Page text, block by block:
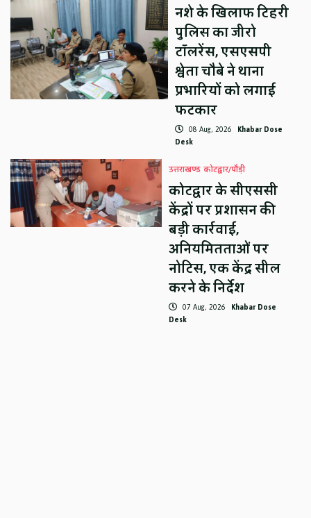
नशे के खिलाफ टिहरी
पुलिस का जीरो
टॉलरेंस, एसएसपी
श्वेता चौबे ने थाना
प्रभारियों को लगाई
फटकार
08 Aug, 2026 Khabar Dose
Desk
उत्तराखण्ड कोटद्वार/पौड़ी
कोटद्वार के सीएससी
केंद्रों पर प्रशासन की
बड़ी कार्रवाई,
अनियमितताओं पर
नोटिस, एक केंद्र सील
करने के निर्देश
07 Aug, 2026 Khabar Dose
Desk